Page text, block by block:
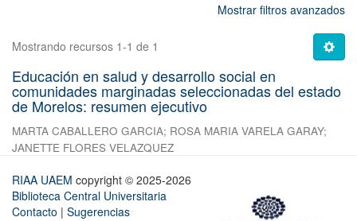
Mostrar filtros avanzados
Mostrando recursos 1-1 de 1
Educación en salud y desarrollo social en
comunidades marginadas seleccionadas del estado
de Morelos: resumen ejecutivo
MARTA CABALLERO GARCIA; ROSA MARIA VARELA GARAY;
JANETTE FLORES VELAZQUEZ
RIAA UAEM copyright © 2025-2026
Biblioteca Central Universitaria
Contacto | Sugerencias